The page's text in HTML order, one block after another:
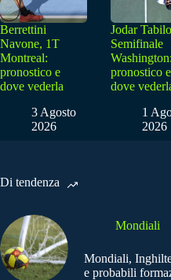
Berrettini
Navone, 1T
Montreal:
pronostico e
dove vederla
3 Agosto
2026
Jodar
Semifinale
Washington:
pronostico e
dove
1
2026
Di tendenza
Mondiali
Mondiali,
e probabili